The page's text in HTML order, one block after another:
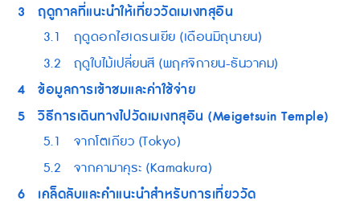
3 ฤดูกาลที่แนะนำให้เที่ยววัดเมเงทสุอิน
3.1
ฤดูดอกไฮเดรนเยีย (เดือนมิถุนายน)
3.2
ฤดูใบไม้เปลี่ยนสี (พฤศจิกายน-ธันวาคม)
4 ข้อมูลการเข้าชมและค่าใช้จ่าย
5 วิธีการเดินทางไปวัดเมเงทสุอิน (Meigetsuin Temple)
5.1
จากโตเกียว (Tokyo)
5.2
จากคามาคุระ (Kamakura)
6
เคล็ดลับและคำแนะนำสำหรับการเที่ยววัด